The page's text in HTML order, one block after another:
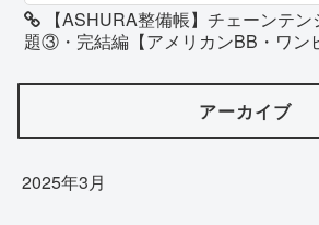
【ASHURA整備帳】チェーンテ
題③・完結編【アメリカンBB・ワン
アーカイブ
2025年3月